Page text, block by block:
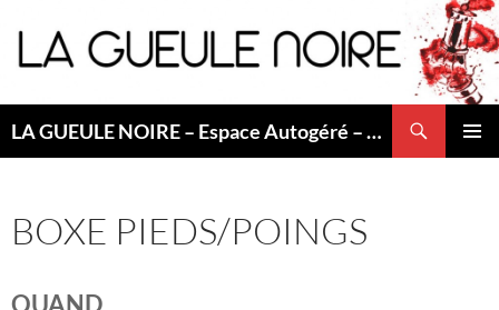
au
contenu
LA GUEULE NOIRE – Espace Autogéré – Saint Etienne
BOXE PIEDS/POINGS
QUAND